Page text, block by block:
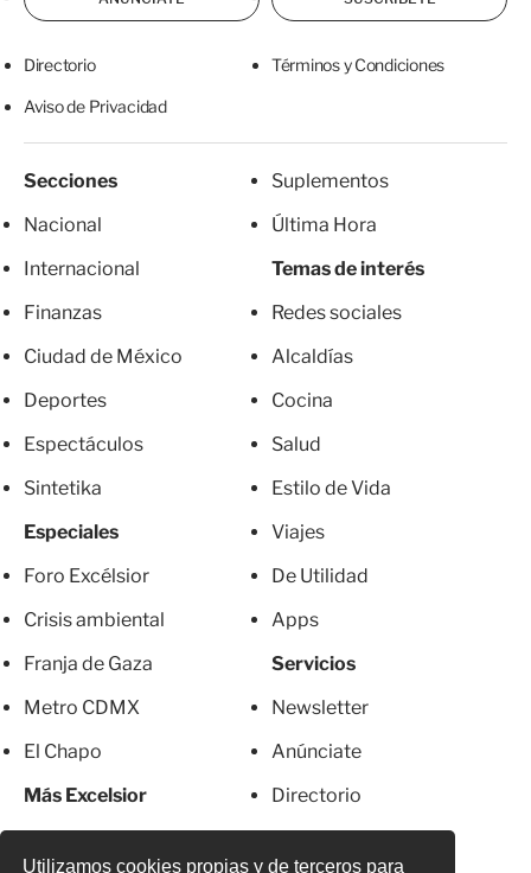
Utilizamos cookies propias y de terceros para
Directorio Términos y Condiciones
Aviso de Privacidad
Secciones
Nacional
Internacional
Finanzas
Ciudad de México
Deportes
Espectáculos
Sintetika
Especiales
Foro Excélsior
Crisis ambiental
Franja de Gaza
Metro CDMX
El Chapo
Más Excelsior
Suplementos
Última Hora
Temas de interés
Redes sociales
Alcaldías
Cocina
Salud
Estilo de Vida
Viajes
De Utilidad
Apps
Servicios
Newsletter
Anúnciate
Directorio